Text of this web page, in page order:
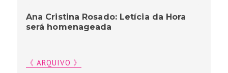
Ana Cristina Rosado: Letícia da Hora
será homenageada
《 ARQUIVO 》